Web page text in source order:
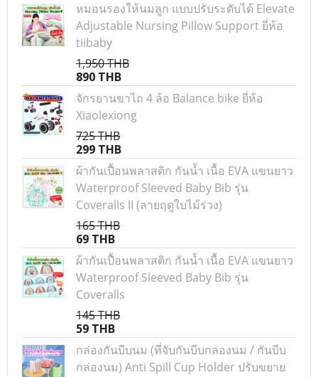
หมอนรองให้นมลูก แบบปรับระดับได้ Elevate
Adjustable Nursing Pillow Support ยี่ห้อ
tiibaby
1,950 THB
890 THB
จักรยานขาไถ 4 ล้อ Balance bike ยี่ห้อ
Xiaolexiong
725 THB
299 THB
ผ้ากันเปื้อนพลาสติก กันน้ำ เนื้อ EVA แขนยาว
Waterproof Sleeved Baby Bib รุ่น
Coveralls II (ลายฤดูใบไม้ร่วง)
165 THB
69 THB
ผ้ากันเปื้อนพลาสติก กันน้ำ เนื้อ EVA แขนยาว
Waterproof Sleeved Baby Bib รุ่น
Coveralls
145 THB
59 THB
กล่องกันบีบนม (ที่จับกันบีบกล่องนม / กันบีบ
กล่องนม) Anti Spill Cup Holder ปรับขยาย